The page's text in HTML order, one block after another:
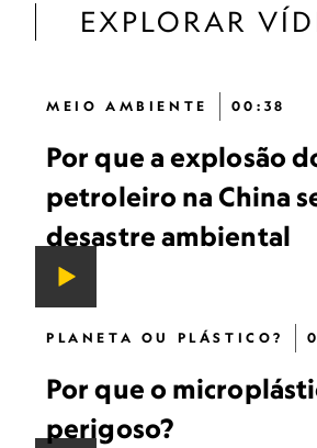
EXPLORAR
MEIO AMBIENTE 00:38
Por que a explosão
petroleiro na China
desastre ambiental
PLANETA OU PLÁSTICO?
Por que o
perigoso?